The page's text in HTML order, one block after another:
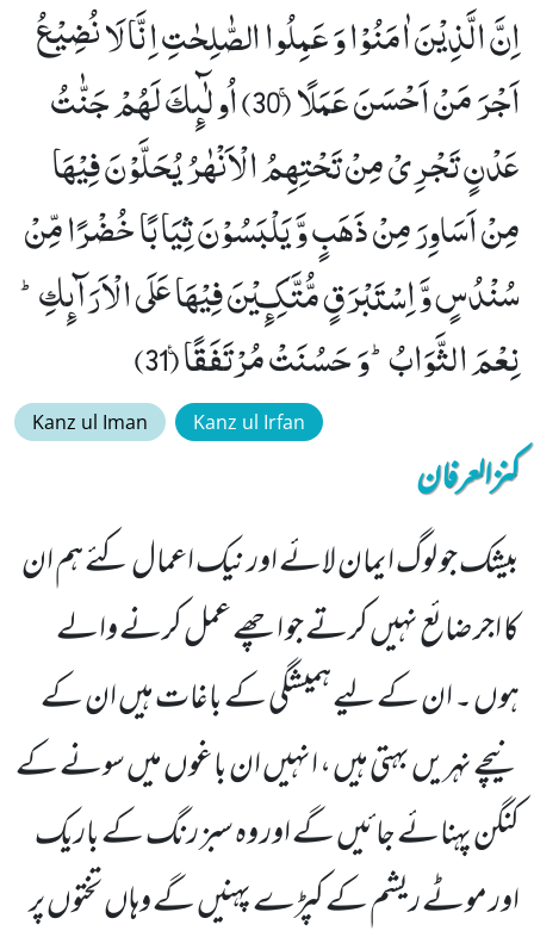
اِنَّ الَّذِیْنَ اٰمَنُوْا وَ عَمِلُوا الصّٰلِحٰتِ اِنَّا لَا نُضِیْعُ
اَجْرَ مَنْ اَحْسَنَ عَمَلًاۚ (30) اُولٰٓىٕكَ لَهُمْ جَنّٰتُ
عَدْنٍ تَجْرِیْ مِنْ تَحْتِهِمُ الْاَنْهٰرُ یُحَلَّوْنَ فِیْهَا
مِنْ اَسَاوِرَ مِنْ ذَهَبٍ وَّ یَلْبَسُوْنَ ثِیَابًا خُضْرًا مِّنْ
سُنْدُسٍ وَّ اِسْتَبْرَقٍ مُّتَّكِـٕیْنَ فِیْهَا عَلَى الْاَرَآىٕكِؕ-
نِعْمَ الثَّوَابُؕ-وَ حَسُنَتْ مُرْتَفَقًا۠ (31)
Kanz ul Iman Kanz ul Irfan
کنزالعرفان
بیشک جو لوگ ایمان لائے اور نیک اعمال کئے ہم ان
کا اجر ضائع نہیں کرتے جو اچھے عمل کرنے والے
ہوں ۔ ان کے لیے ہمیشگی کے باغات ہیں ان کے
نیچے نہریں بہتی ہیں ، انہیں ان باغوں میں سونے کے
کنگن پہنائے جائیں گے اور وہ سبز رنگ کے باریک
اور موٹے ریشم کے کپڑے پہنیں گے وہاں تختوں پر